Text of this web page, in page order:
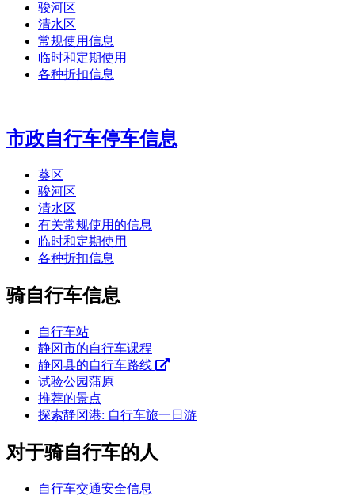
骏河区
清水区
常规使用信息
临时和定期使用
各种折扣信息
市政自行车停车信息
葵区
骏河区
清水区
有关常规使用的信息
临时和定期使用
各种折扣信息
骑自行车信息
自行车站
静冈市的自行车课程
静冈县的自行车路线
试验公园蒲原
推荐的景点
探索静冈港: 自行车旅一日游
对于骑自行车的人
自行车交通安全信息